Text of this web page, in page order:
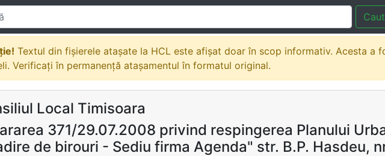
Textul din fișierele atașate la HCL este afișat doar în scop informativ. Acesta a
Verificați în permanență atașamentul în formatul original.
Local Timisoara
371/29.07.2008 privind respingerea Planului
de birouri - Sediu firma Agenda" str. B.P. Hasdeu,